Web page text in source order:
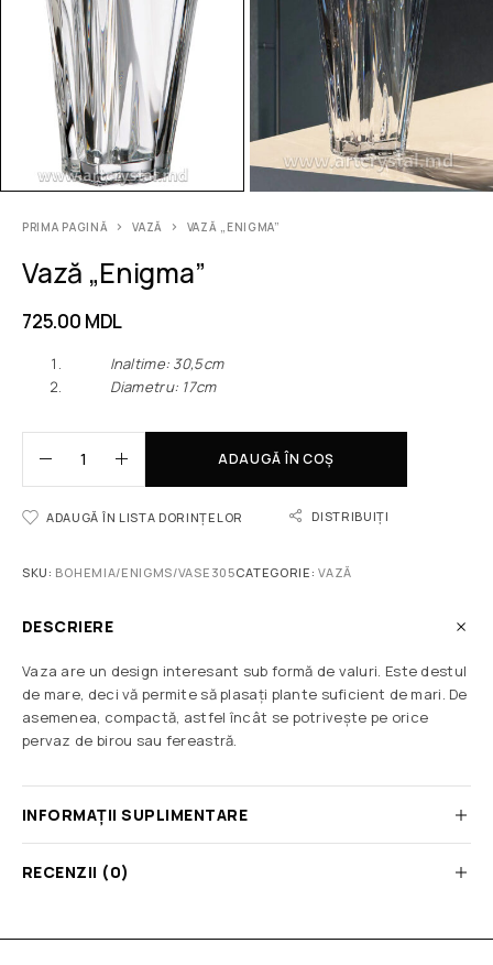
PRIMA PAGINĂ VAZĂ VAZĂ „ENIGMA”
Vază „Enigma”
725.00 MDL
Inaltime: 30,5cm
Diametru: 17cm
ADAUGĂ ÎN COȘ
ADAUGĂ ÎN LISTA DORINȚELOR DISTRIBUIȚI
SKU: BOHEMIA/ENIGMS/VASE305CATEGORIE:VAZĂ
DESCRIERE
Vaza are un design interesant sub formă de valuri. Este destul
de mare, deci vă permite să plasați plante suficient de mari. De
asemenea, compactă, astfel încât se potrivește pe orice
pervaz de birou sau fereastră.
INFORMAȚII SUPLIMENTARE
RECENZII (0)